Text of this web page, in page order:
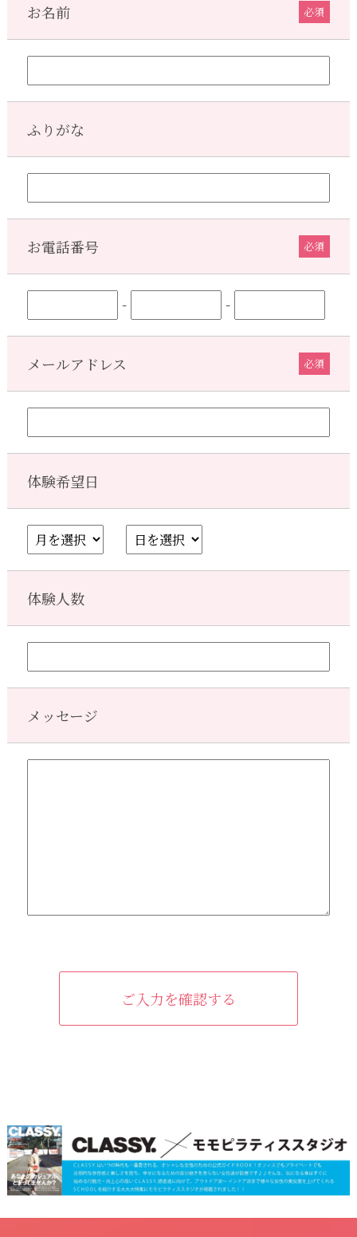
お名前 必須
ふりがな
お電話番号 必須
- -
メールアドレス 必須
体験希望日
体験人数
メッセージ